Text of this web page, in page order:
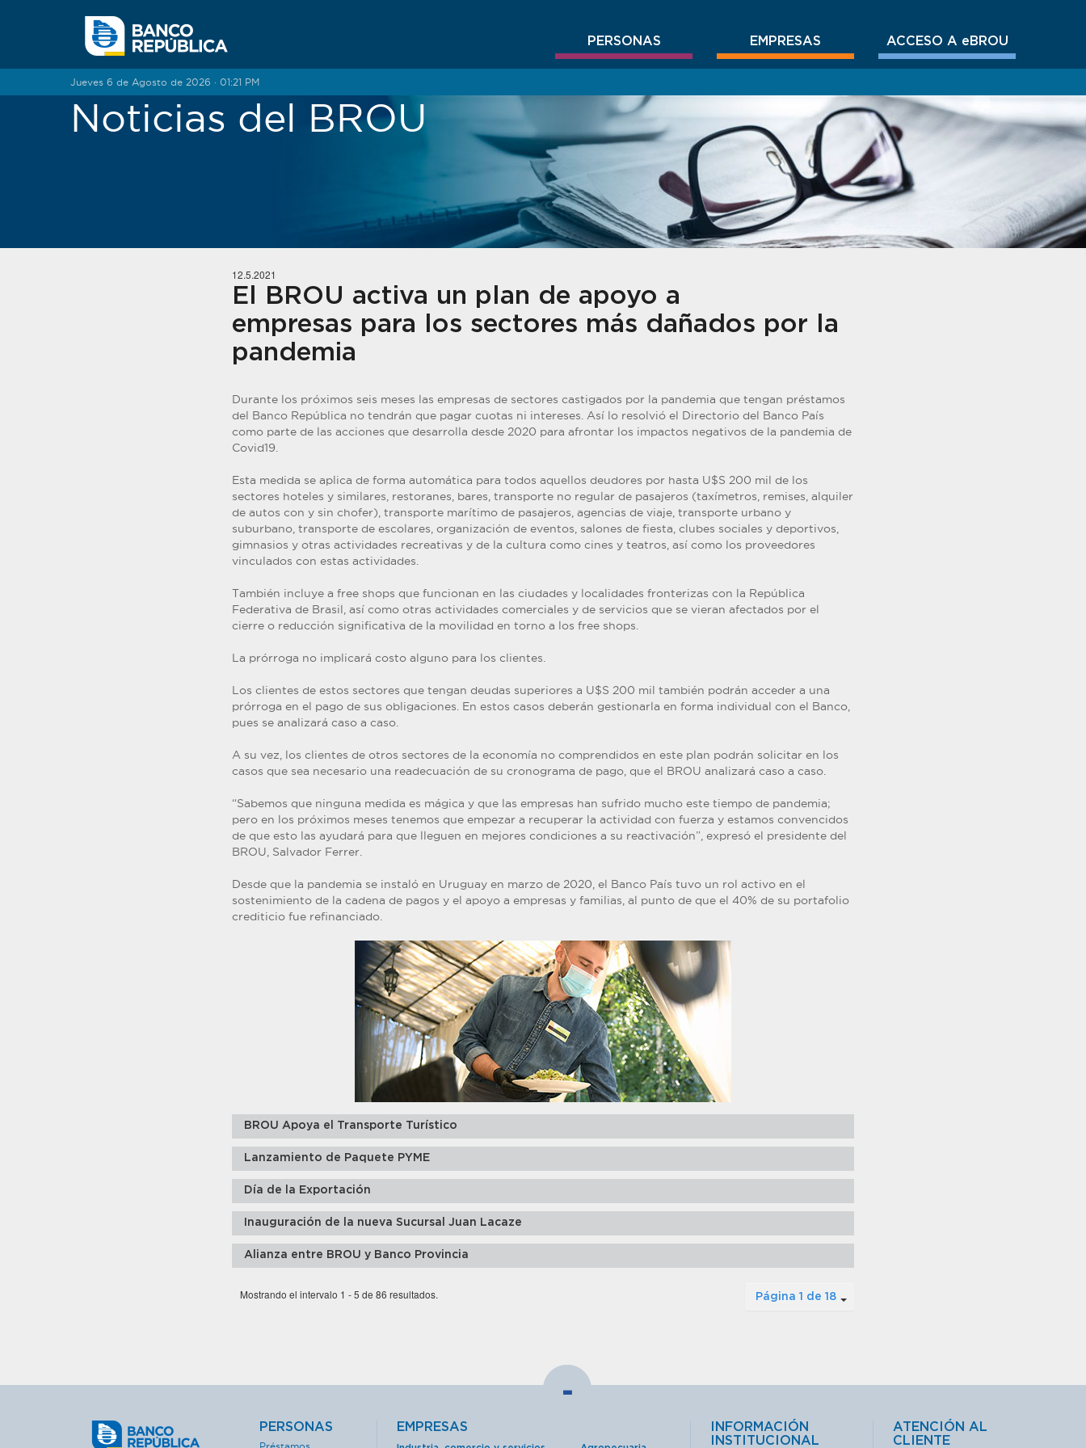
PERSONAS EMPRESAS ACCESO A eBROU
Jueves 6 de Agosto de 2026 · 01:21 PM
Noticias del BROU
12.5.2021
El BROU activa un plan de apoyo a
empresas para los sectores más dañados por la
pandemia
Durante los próximos seis meses las empresas de sectores castigados por la pandemia que tengan préstamos
del Banco República no tendrán que pagar cuotas ni intereses. Así lo resolvió el Directorio del Banco País
como parte de las acciones que desarrolla desde 2020 para afrontar los impactos negativos de la pandemia de
Covid19.
Esta medida se aplica de forma automática para todos aquellos deudores por hasta U$S 200 mil de los
sectores hoteles y similares, restoranes, bares, transporte no regular de pasajeros (taxímetros, remises, alquiler
de autos con y sin chofer), transporte marítimo de pasajeros, agencias de viaje, transporte urbano y
suburbano, transporte de escolares, organización de eventos, salones de fiesta, clubes sociales y deportivos,
gimnasios y otras actividades recreativas y de la cultura como cines y teatros, así como los proveedores
vinculados con estas actividades.
También incluye a free shops que funcionan en las ciudades y localidades fronterizas con la República
Federativa de Brasil, así como otras actividades comerciales y de servicios que se vieran afectados por el
cierre o reducción significativa de la movilidad en torno a los free shops.
La prórroga no implicará costo alguno para los clientes.
Los clientes de estos sectores que tengan deudas superiores a U$S 200 mil también podrán acceder a una
prórroga en el pago de sus obligaciones. En estos casos deberán gestionarla en forma individual con el Banco,
pues se analizará caso a caso.
A su vez, los clientes de otros sectores de la economía no comprendidos en este plan podrán solicitar en los
casos que sea necesario una readecuación de su cronograma de pago, que el BROU analizará caso a caso.
“Sabemos que ninguna medida es mágica y que las empresas han sufrido mucho este tiempo de pandemia;
pero en los próximos meses tenemos que empezar a recuperar la actividad con fuerza y estamos convencidos
de que esto las ayudará para que lleguen en mejores condiciones a su reactivación”, expresó el presidente del
BROU, Salvador Ferrer.
Desde que la pandemia se instaló en Uruguay en marzo de 2020, el Banco País tuvo un rol activo en el
sostenimiento de la cadena de pagos y el apoyo a empresas y familias, al punto de que el 40% de su portafolio
crediticio fue refinanciado.
BROU Apoya el Transporte Turístico
Lanzamiento de Paquete PYME
Día de la Exportación
Inauguración de la nueva Sucursal Juan Lacaze
Alianza entre BROU y Banco Provincia
Página 1 de 18
Mostrando el intervalo 1 - 5 de 86 resultados.
-
PERSONAS EMPRESAS
INFORMACIÓN
INSTITUCIONAL
ATENCIÓN AL
CLIENTE